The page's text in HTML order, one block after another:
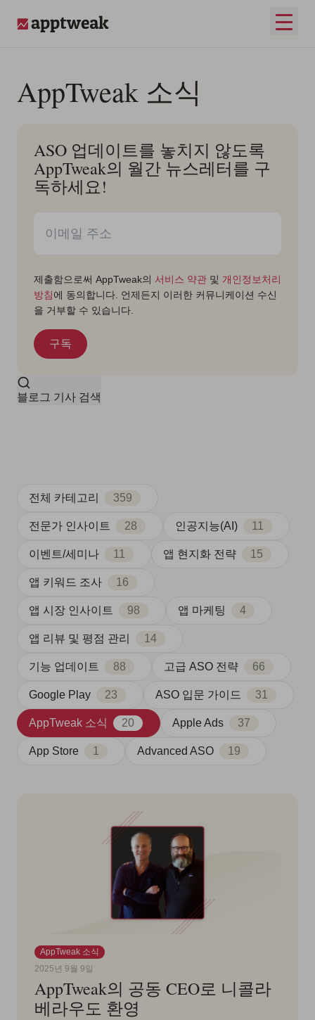
메인
AppTweak 소식
ASO 업데이트를 놓치지 않도록
AppTweak의 월간 뉴스레터를 구
독하세요!
제출함으로써 AppTweak의 서비스 약관 및 개인정보처리
방침에 동의합니다. 언제든지 이러한 커뮤니케이션 수신
을 거부할 수 있습니다.
블로그 기사 검색
전체 카테고리 359
전문가 인사이트 28 인공지능(AI) 11
이벤트/세미나 11 앱 현지화 전략 15
앱 키워드 조사 16
앱 시장 인사이트 98 앱 마케팅 4
앱 리뷰 및 평점 관리 14
기능 업데이트 88 고급 ASO 전략 66
Google Play 23 ASO 입문 가이드 31
AppTweak 소식 20 Apple Ads 37
App Store 1 Advanced ASO 19
AppTweak 소식
2025년 9월 9일
AppTweak의 공동 CEO로 니콜라
베라우도 환영